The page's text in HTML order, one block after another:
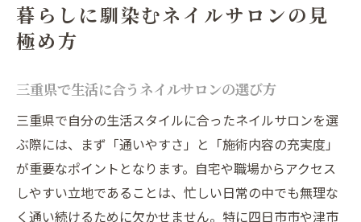
暮らしに馴染むネイルサロンの見
極め方
三重県で生活に合うネイルサロンの選び方
三重県で自分の生活スタイルに合ったネイルサロンを選
ぶ際には、まず「通いやすさ」と「施術内容の充実度」
が重要なポイントとなります。自宅や職場からアクセス
しやすい立地であることは、忙しい日常の中でも無理な
く通い続けるために欠かせません。特に四日市市や津市